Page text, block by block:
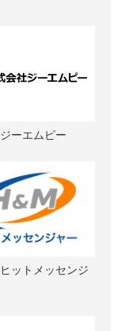
ーエムピー
ットメッセンジ